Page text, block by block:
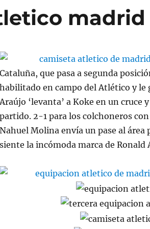
madrid
Cataluña, que pasa a segunda
habilitado en campo del Atlético y le
‘levanta’ a Koke en un cruce
partido. 2-1 para los colchoneros
Nahuel Molina envía un pase al área
siente la incómoda marca de